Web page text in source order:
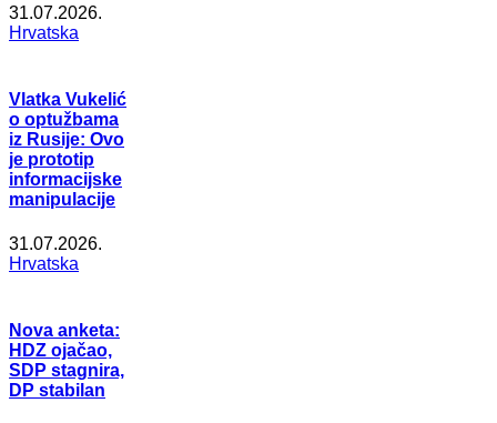
31.07.2026.
Hrvatska
Vlatka Vukelić
o optužbama
iz Rusije: Ovo
je prototip
informacijske
manipulacije
31.07.2026.
Hrvatska
Nova anketa:
HDZ ojačao,
SDP stagnira,
DP stabilan